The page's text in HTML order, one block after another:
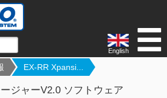
English
EX-RR Xpansi...
ジャーV2.0 ソフトウェア